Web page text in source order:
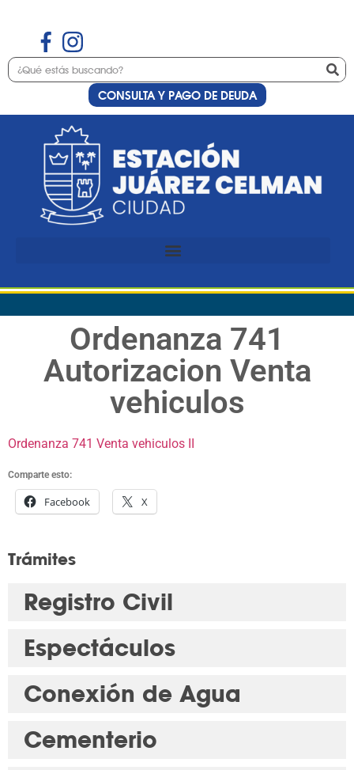
CONSULTA Y PAGO DE DEUDA
Ordenanza 741
Autorizacion Venta
vehiculos
Ordenanza 741 Venta vehiculos II
Comparte esto:
Facebook X
Trámites
Registro Civil
Espectáculos
Conexión de Agua
Cementerio